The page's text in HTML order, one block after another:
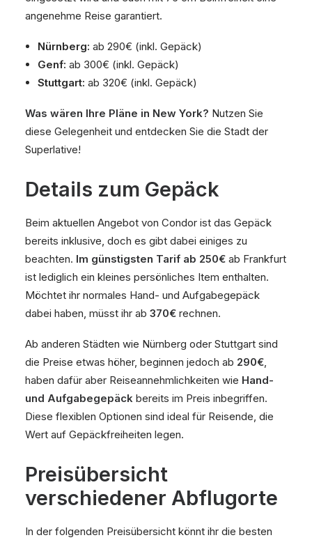
angenehme Reise garantiert.
Nürnberg: ab 290€ (inkl. Gepäck)
Genf: ab 300€ (inkl. Gepäck)
Stuttgart: ab 320€ (inkl. Gepäck)
Was wären Ihre Pläne in New York? Nutzen Sie
diese Gelegenheit und entdecken Sie die Stadt der
Superlative!
Details zum Gepäck
Beim aktuellen Angebot von Condor ist das Gepäck
bereits inklusive, doch es gibt dabei einiges zu
beachten. Im günstigsten Tarif ab 250€ ab Frankfurt
ist lediglich ein kleines persönliches Item enthalten.
Möchtet ihr normales Hand- und Aufgabegepäck
dabei haben, müsst ihr ab 370€ rechnen.
Ab anderen Städten wie Nürnberg oder Stuttgart sind
die Preise etwas höher, beginnen jedoch ab 290€,
haben dafür aber Reiseannehmlichkeiten wie Hand-
und Aufgabegepäck bereits im Preis inbegriffen.
Diese flexiblen Optionen sind ideal für Reisende, die
Wert auf Gepäckfreiheiten legen.
Preisübersicht
verschiedener Abflugorte
In der folgenden Preisübersicht könnt ihr die besten